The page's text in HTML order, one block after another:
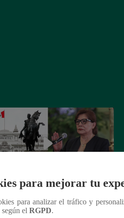
cuestionan inasistencia de
de Educación a comisión de
para mejorar tu
para analizar el tráfico y
según el RGPD.